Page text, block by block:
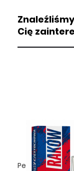
Cię
Perfumy